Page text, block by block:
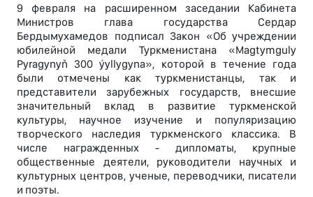
9 февраля на расширенном заседании Кабинета
Министров глава государства Сердар
Бердымухамедов подписал Закон «Об учреждении
юбилейной медали Туркменистана «Magtymguly
Pyragynyň 300 ýyllygyna», которой в течение года
были отмечены как туркменистанцы, так и
представители зарубежных государств, внесшие
значительный вклад в развитие туркменской
культуры, научное изучение и популяризацию
творческого наследия туркменского классика. В
числе награжденных - дипломаты, крупные
общественные деятели, руководители научных и
культурных центров, ученые, переводчики, писатели
и поэты.